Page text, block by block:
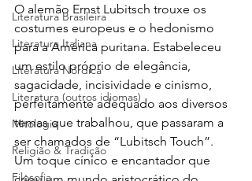
Literatura Brasileira
Literatura Italiana
Literatura Nórdica
Literatura (outros idiomas)
Mitologia
Religião & Tradição
Filosofia
O alemão Ernst Lubitsch trouxe os
costumes europeus e o hedonismo
para a América puritana. Estabeleceu
um estilo próprio de elegância,
sagacidade, incisividade e cinismo,
perfeitamente adequado aos diversos
temas que trabalhou, que passaram a
ser chamados de “Lubitsch Touch”.
Um toque cínico e encantador que